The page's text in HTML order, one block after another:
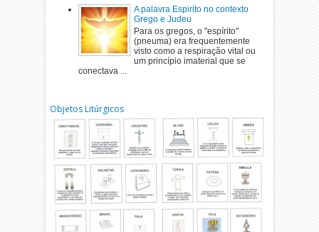
A palavra Espirito no contexto
Grego e Judeu
Para os gregos, o "espírito"
(pneuma) era frequentemente
visto como a respiração vital ou
um princípio imaterial que se
conectava ...
Objetos Litúrgicos